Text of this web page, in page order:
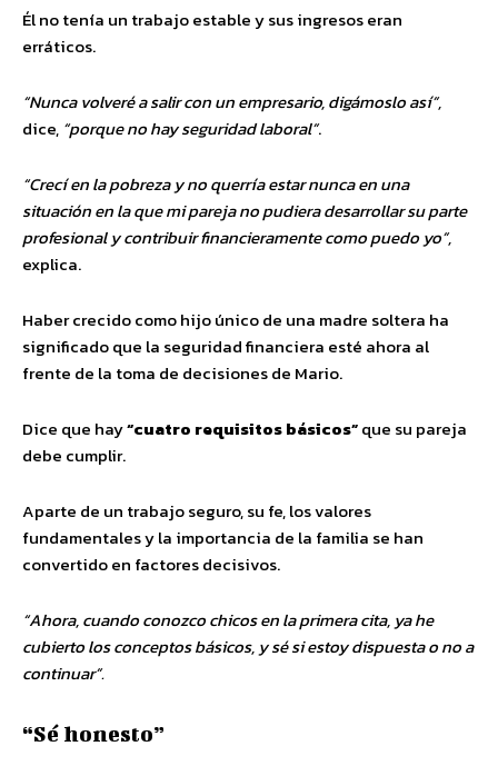
Él no tenía un trabajo estable y sus ingresos eran
erráticos.
“Nunca volveré a salir con un empresario, digámoslo así”,
dice, “porque no hay seguridad laboral”.
“Crecí en la pobreza y no querría estar nunca en una
situación en la que mi pareja no pudiera desarrollar su parte
profesional y contribuir financieramente como puedo yo”,
explica.
Haber crecido como hijo único de una madre soltera ha
significado que la seguridad financiera esté ahora al
frente de la toma de decisiones de Mario.
Dice que hay“cuatro requisitos básicos”que su pareja
debe cumplir.
Aparte de un trabajo seguro, su fe, los valores
fundamentales y la importancia de la familia se han
convertido en factores decisivos.
“Ahora, cuando conozco chicos en la primera cita, ya he
cubierto los conceptos básicos, y sé si estoy dispuesta o no a
continuar”.
“Sé honesto”